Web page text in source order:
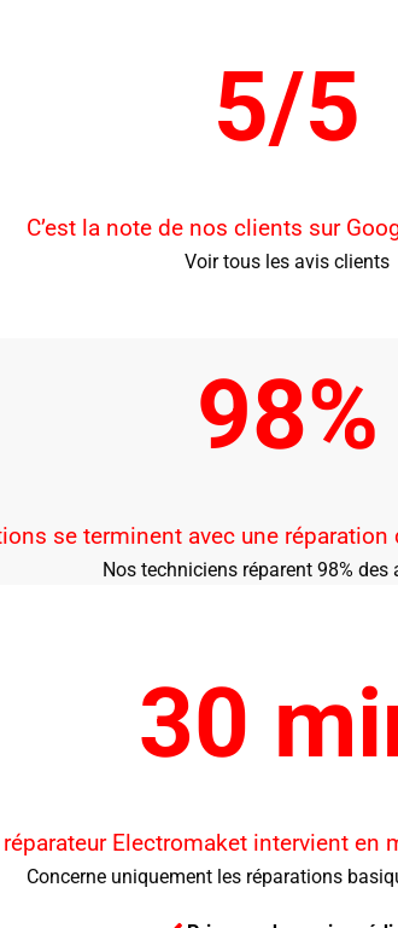
5/5
C’est la note de nos clients sur
Voir tous les avis clients
98%
se terminent avec une réparation
Nos techniciens réparent 98% des
30
réparateur Electromaket intervient en
Concerne uniquement les réparations